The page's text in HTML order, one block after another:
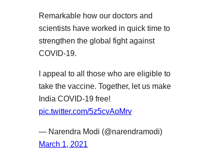
Remarkable how our doctors and
scientists have worked in quick time to
strengthen the global fight against
COVID-19.
I appeal to all those who are eligible to
take the vaccine. Together, let us make
India COVID-19 free!
pic.twitter.com/5z5cvAoMrv
— Narendra Modi (@narendramodi)
March 1, 2021